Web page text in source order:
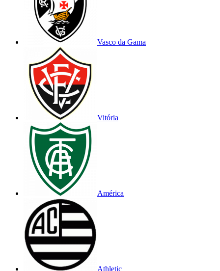
Vasco da Gama
Vitória
América
Athletic